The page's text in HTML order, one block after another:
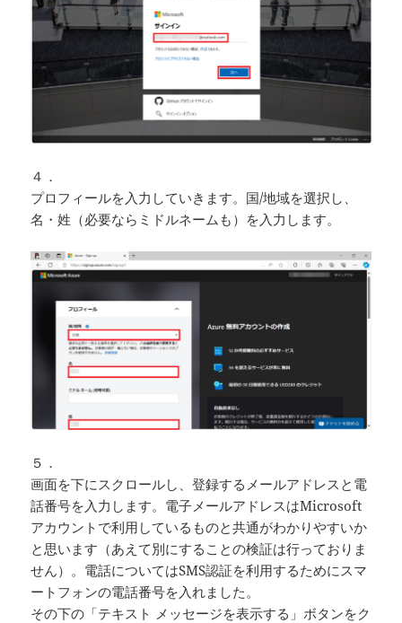
４．
プロフィールを入力していきます。国/地域を選択し、
名・姓（必要ならミドルネームも）を入力します。
５．
画面を下にスクロールし、登録するメールアドレスと電
話番号を入力します。電子メールアドレスはMicrosoft
アカウントで利用しているものと共通がわかりやすいか
と思います（あえて別にすることの検証は行っておりま
せん）。電話についてはSMS認証を利用するためにスマ
ートフォンの電話番号を入れました。
その下の「テキスト メッセージを表示する」ボタンをク